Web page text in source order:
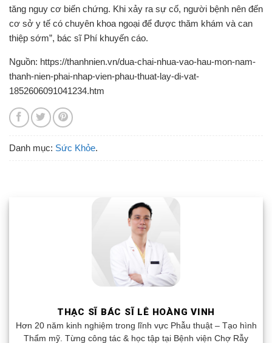
tăng nguy cơ biến chứng. Khi xảy ra sự cố, người bệnh nên đến
cơ sở y tế có chuyên khoa ngoại để được thăm khám và can
thiệp sớm”, bác sĩ Phí khuyến cáo.
Nguồn: https://thanhnien.vn/dua-chai-nhua-vao-hau-mon-nam-
thanh-nien-phai-nhap-vien-phau-thuat-lay-di-vat-
1852606091041234.htm
Danh mục: Sức Khỏe
THẠC SĨ BÁC SĨ LÊ HOÀNG VINH
Hơn 20 năm kinh nghiệm trong lĩnh vực Phẫu thuật – Tạo hình
Thẩm mỹ. Từng công tác & học tập tại Bệnh viện Chợ Rẫy